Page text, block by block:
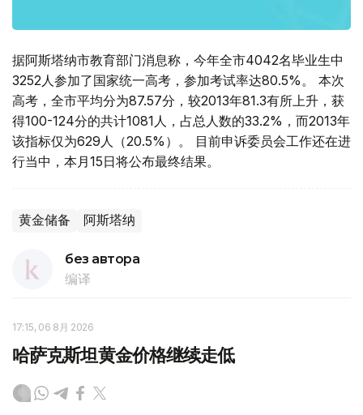
据阿斯塔纳市教育部门消息称，今年全市4042名毕业生中
3252人参加了国家统一高考，参加考试率达80.5%。 本次
高考，全市平均分为87.57分，较2013年81.3有所上升，获
得100-124分的共计1081人，占总人数的33.2%，而2013年
该指标仅为629人（20.5%）。 目前申诉委员会工作还在进
行当中，本月15日将公布最终结果。
黄金储备 阿斯塔纳
без автора
编译
17:15, 06 8月 2026
哈萨克斯坦黄金价格继续走低